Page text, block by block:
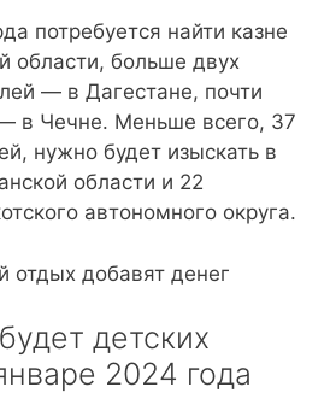
потребуется найти казне
области, больше двух
— в Дагестане, почти
в Чечне. Меньше всего, 37
нужно будет изыскать в
области и 22
автономного округа.
отдых добавят денег
детских
2024 года